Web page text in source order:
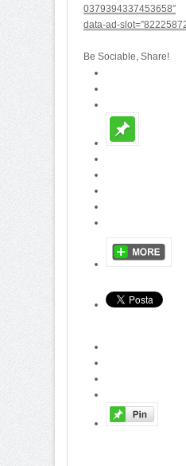
0379394337453658″
data-ad-
Be Sociable, Share!